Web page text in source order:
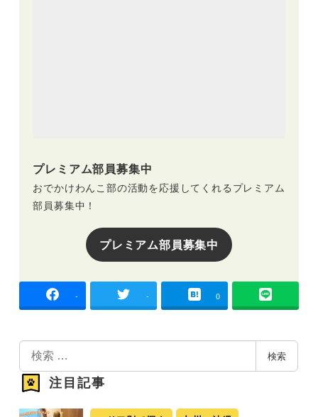
プレミアム部員募集中
おでかけわんこ部の活動を応援してくれるプレミアム
部員募集中！
プレミアム部員募集中
- - 0
索
検索
注目記事